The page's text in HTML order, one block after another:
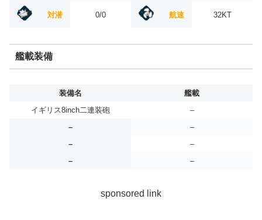
対潜 0/0 航速 32KT
艦載装備
装備名
艦載
イギリス8inch二連装砲
–
–
–
–
–
–
–
sponsored link